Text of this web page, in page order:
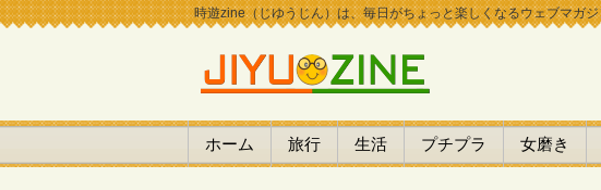
時遊zine（じゆうじん）は、毎日がちょっと楽しくなるウェブマガ
ホーム 旅行 生活 プチプラ 女磨き